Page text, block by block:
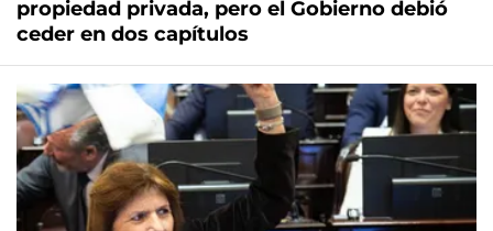
propiedad privada, pero el Gobierno debió
ceder en dos capítulos